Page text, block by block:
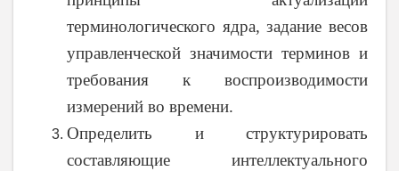
терминологического ядра, задание весов
управленческой значимости терминов и
требования к воспроизводимости
измерений во времени.
Определить и структурировать
составляющие интеллектуального